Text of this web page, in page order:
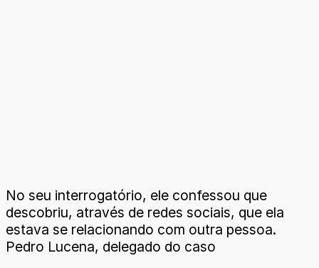
No seu interrogatório, ele confessou que
descobriu, através de redes sociais, que ela
estava se relacionando com outra pessoa.
Pedro Lucena, delegado do caso